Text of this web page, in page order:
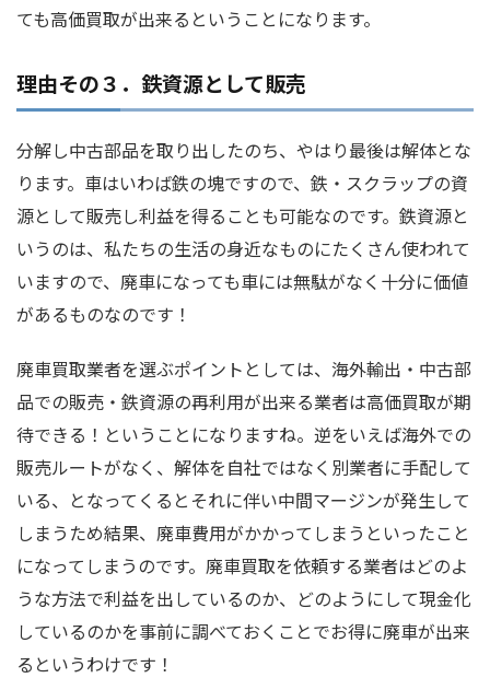
ても高価買取が出来るということになります。
理由その３．鉄資源として販売
分解し中古部品を取り出したのち、やはり最後は解体とな
ります。車はいわば鉄の塊ですので、鉄・スクラップの資
源として販売し利益を得ることも可能なのです。鉄資源と
いうのは、私たちの生活の身近なものにたくさん使われて
いますので、廃車になっても車には無駄がなく十分に価値
があるものなのです！
廃車買取業者を選ぶポイントとしては、海外輸出・中古部
品での販売・鉄資源の再利用が出来る業者は高価買取が期
待できる！ということになりますね。逆をいえば海外での
販売ルートがなく、解体を自社ではなく別業者に手配して
いる、となってくるとそれに伴い中間マージンが発生して
しまうため結果、廃車費用がかかってしまうといったこと
になってしまうのです。廃車買取を依頼する業者はどのよ
うな方法で利益を出しているのか、どのようにして現金化
しているのかを事前に調べておくことでお得に廃車が出来
るというわけです！